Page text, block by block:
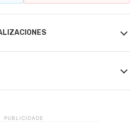
PUBLICIDADE